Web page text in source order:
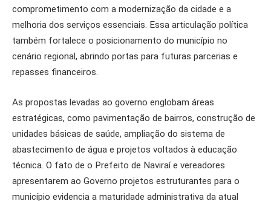
comprometimento com a modernização da cidade e a
melhoria dos serviços essenciais. Essa articulação política
também fortalece o posicionamento do município no
cenário regional, abrindo portas para futuras parcerias e
repasses financeiros.
As propostas levadas ao governo englobam áreas
estratégicas, como pavimentação de bairros, construção de
unidades básicas de saúde, ampliação do sistema de
abastecimento de água e projetos voltados à educação
técnica. O fato de o Prefeito de Naviraí e vereadores
apresentarem ao Governo projetos estruturantes para o
município evidencia a maturidade administrativa da atual